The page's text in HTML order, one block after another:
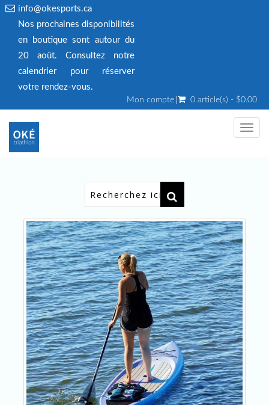
info@okesports.ca
Nos prochaines disponibilités
en boutique sont autour du
20 août. Consultez notre
calendrier pour réserver
votre rendez‑vous.
Mon compte 0 article(s) - $0.00